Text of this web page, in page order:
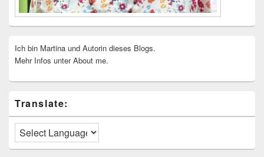
Ich bin Martina und Autorin dieses Blogs.
Mehr Infos unter About me.
Translate: